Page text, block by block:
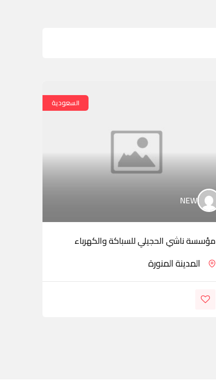
السعودية
NEW
مؤسسة ناشي الحجيلي للسباكة والكهرباء
المدينة المنورة